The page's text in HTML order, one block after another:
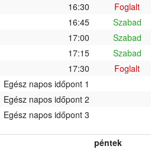
16:30
Foglalt
16:45
Szabad
17:00
Szabad
17:15
Szabad
17:30
Foglalt
Egész napos időpont 1
Egész napos időpont 2
Egész napos időpont 3
péntek